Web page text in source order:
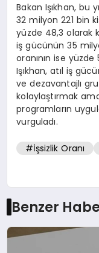
Bakan Işıkhan, bu
32 milyon 221 bin
yüzde 48,3 olarak
iş gücünün 35
oranının ise
Işıkhan, atıl iş
ve dezavantajlı
kolaylaştırmak
programların
vurguladı.
#İşsizlik Oranı
Benzer